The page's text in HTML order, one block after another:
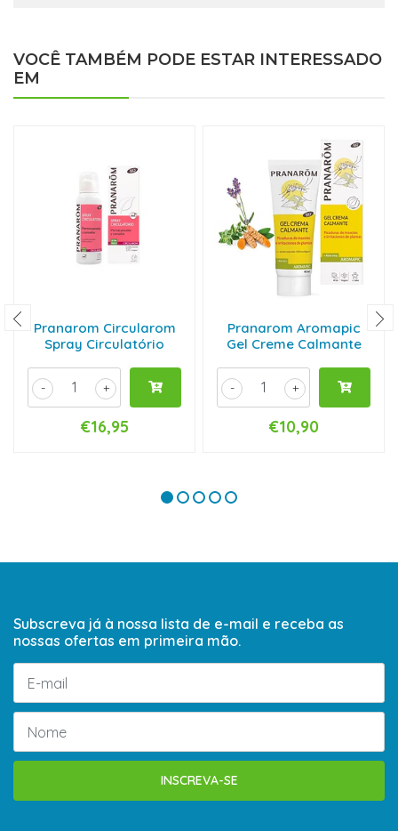
VOCÊ TAMBÉM PODE ESTAR INTERESSADO
EM
Pranarom Circularom
Spray Circulatório
+
-
€16,95
Pranarom Aromapic
Gel Creme Calmante
+
-
€10,90
Subscreva já à nossa lista de e-mail e receba as
nossas ofertas em primeira mão.
INSCREVA-SE